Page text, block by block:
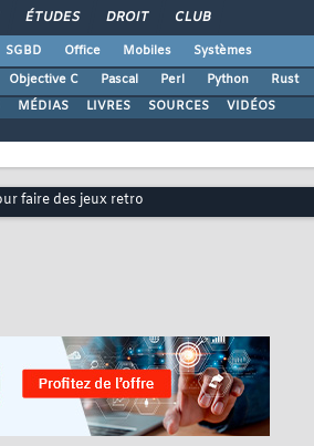
ÉTUDES DROIT CLUB
SGBD Office Mobiles
Systèmes
Objective C Pascal Perl Python Rust
MÉDIAS LIVRES SOURCES VIDÉOS
faire des jeux retro